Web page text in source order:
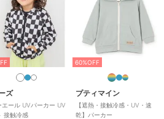
リです◎
目や祝い事での贈り物としてもご好評い
日・プレゼント・子供の日・クリスマス
の対象商品です
の詳細はこちら
ズ
エール UVパーカー UV
接触冷感
60%OFF
プティマイン
【遮熱・接触冷感・UV・速
乾】パーカー